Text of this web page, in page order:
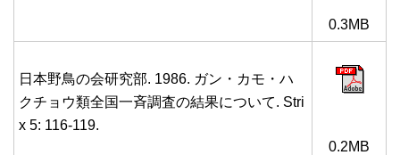
0.3MB
日本野鳥の会研究部. 1986. ガン・カモ・ハ
クチョウ類全国一斉調査の結果について. Stri
x 5: 116-119.
0.2MB